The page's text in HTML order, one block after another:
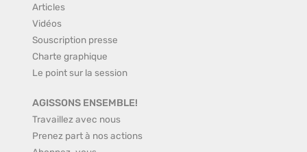
Articles
Vidéos
Souscription presse
Charte graphique
Le point sur la session
AGISSONS ENSEMBLE!
Travaillez avec nous
Prenez part à nos actions